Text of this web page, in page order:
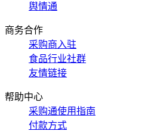
舆情通
商务合作
采购商入驻
食品行业社群
友情链接
帮助中心
采购通使用指南
付款方式